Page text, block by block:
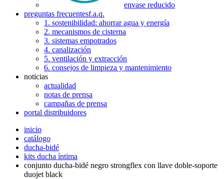
envase reducido
preguntas frecuentesf.a.q.
1. sostenibilidad: ahorrar agua y energía
2. mecanismos de cisterna
3. sistemas empotrados
4. canalización
5. ventilación y extracción
6. consejos de limpieza y mantenimiento
noticias
actualidad
notas de prensa
campañas de prensa
portal distribuidores
inicio
catálogo
ducha-bidé
kits ducha íntima
conjunto ducha-bidé negro strongflex con llave doble-soporte
duojet black